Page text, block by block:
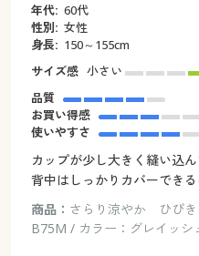
年代: 60代
性別: 女性
身長: 150～155cm
サイズ感 小さい
品質
お買い得感
使いやすさ
カップが少し大きく縫い込
背中はしっかりカバーでき
商品： さらり涼やか ひびき
B75M / カラー：グレイッシ